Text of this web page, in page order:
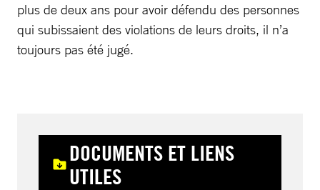
plus de deux ans pour avoir défendu des personnes
qui subissaient des violations de leurs droits, il n’a
toujours pas été jugé.
DOCUMENTS ET LIENS
UTILES